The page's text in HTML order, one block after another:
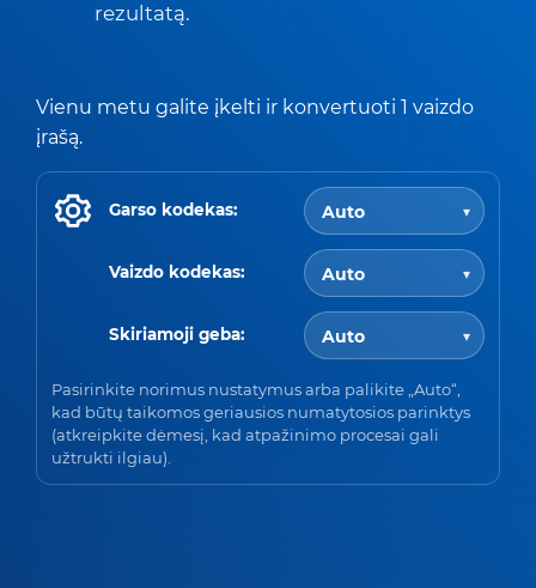
rezultatą.
Vienu metu galite įkelti ir konvertuoti 1 vaizdo
įrašą.
Garso kodekas:
Vaizdo kodekas:
Skiriamoji geba:
Pasirinkite norimus nustatymus arba palikite „Auto“,
kad būtų taikomos geriausios numatytosios parinktys
(atkreipkite dėmesį, kad atpažinimo procesai gali
užtrukti ilgiau).